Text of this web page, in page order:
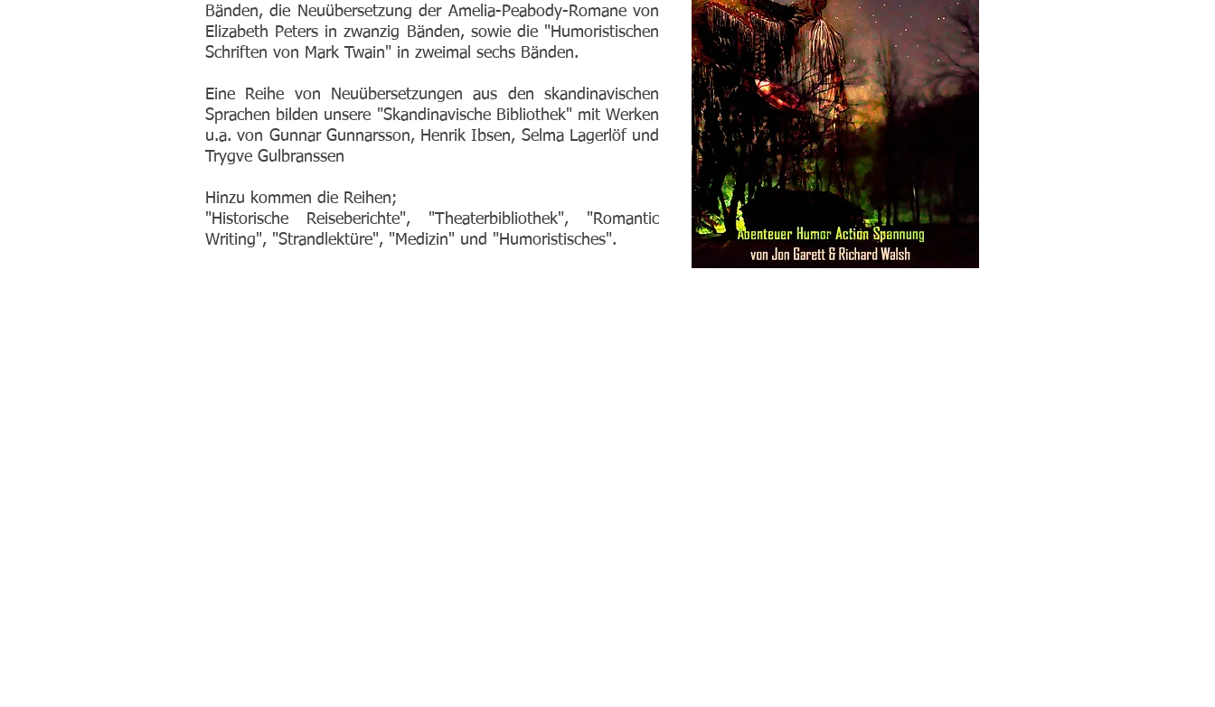
Bänden, die Neuübersetzung der Amelia-Peabody-Romane von
Elizabeth Peters in zwanzig Bänden, sowie die "Humoristischen
Schriften von Mark Twain" in zweimal sechs Bänden.
Eine Reihe von Neuübersetzungen aus den skandinavischen
Sprachen bilden unsere "Skandinavische Bibliothek" mit Werken
u.a. von Gunnar Gunnarsson, Henrik Ibsen, Selma Lagerlöf und
Trygve Gulbranssen
Hinzu kommen die Reihen;
"Historische Reiseberichte", "Theaterbibliothek", "Romantic
Writing", "Strandlektüre", "Medizin" und "Humoristisches".